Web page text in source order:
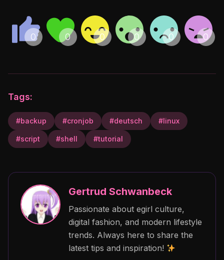
Tags:
#backup #cronjob #deutsch #linux
#script #shell #tutorial
Gertrud Schwanbeck
Passionate about egirl culture,
digital fashion, and modern lifestyle
trends. Always here to share the
latest tips and inspiration!